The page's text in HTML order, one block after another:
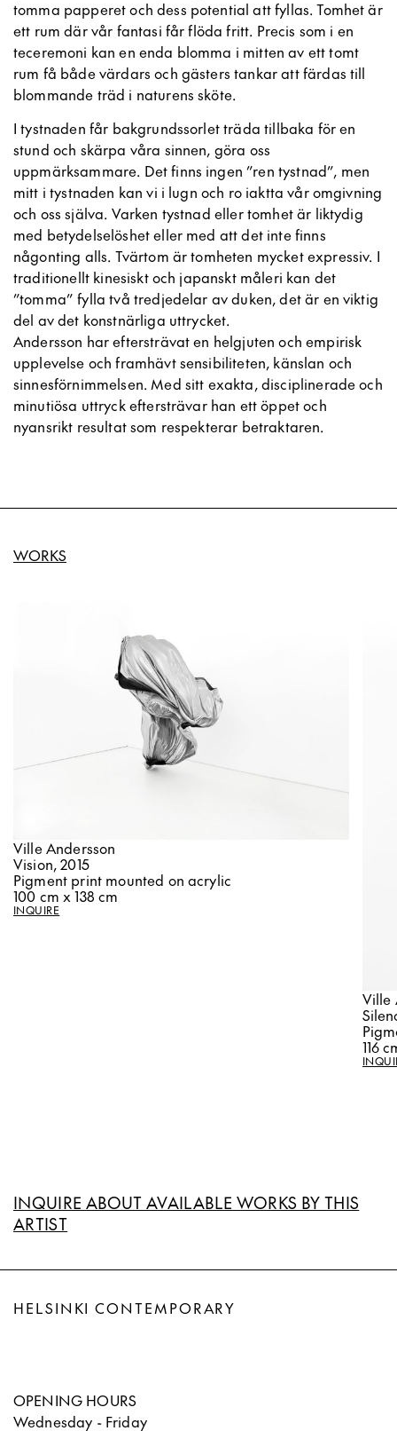
tomma papperet och dess potential att fyllas. Tomhet är
ett rum där vår fantasi får flöda fritt. Precis som i en
teceremoni kan en enda blomma i mitten av ett tomt
rum få både värdars och gästers tankar att färdas till
blommande träd i naturens sköte.
I tystnaden får bakgrundssorlet träda tillbaka för en
stund och skärpa våra sinnen, göra oss
uppmärksammare. Det finns ingen ”ren tystnad”, men
mitt i tystnaden kan vi i lugn och ro iaktta vår omgivning
och oss själva. Varken tystnad eller tomhet är liktydig
med betydelselöshet eller med att det inte finns
någonting alls. Tvärtom är tomheten mycket expressiv. I
traditionellt kinesiskt och japanskt måleri kan det
”tomma” fylla två tredjedelar av duken, det är en viktig
del av det konstnärliga uttrycket.
Andersson har eftersträvat en helgjuten och empirisk
upplevelse och framhävt sensibiliteten, känslan och
sinnesförnimmelsen. Med sitt exakta, disciplinerade och
minutiösa uttryck eftersträvar han ett öppet och
nyansrikt resultat som respekterar betraktaren.
WORKS
Ville Andersson
Vision, 2015
Pigment print mounted on acrylic
100 cm x 138 cm
INQUIRE
Ville
116
INQUIRE ABOUT AVAILABLE WORKS BY THIS
ARTIST
HELSINKI CONTEMPORARY
OPENING HOURS
Wednesday - Friday